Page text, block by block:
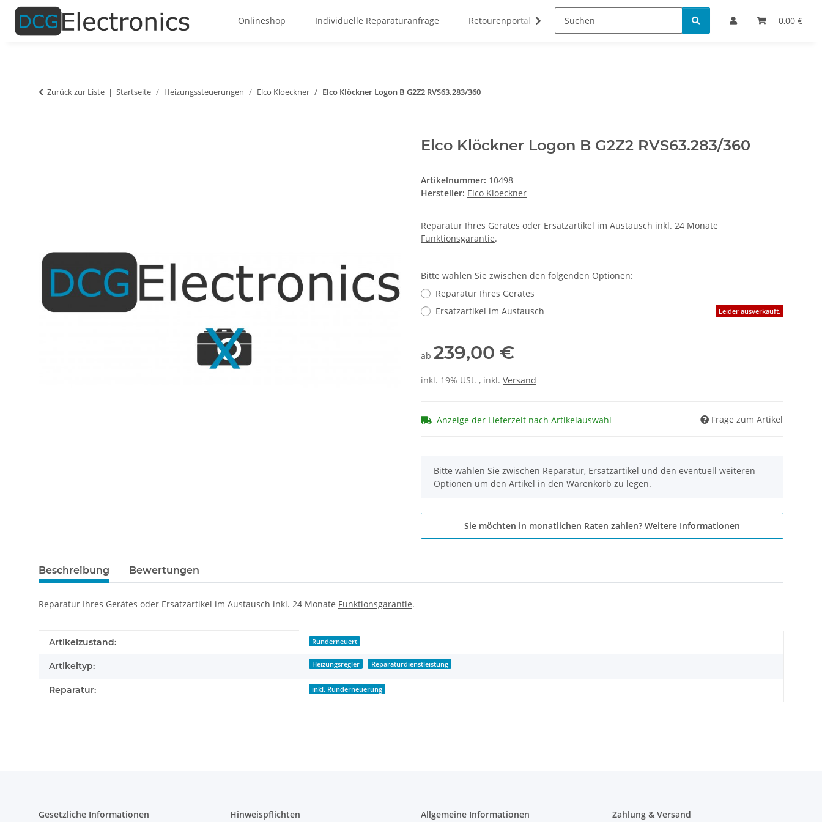
0,00 €
Onlineshop Individuelle Reparaturanfrage Retourenportal Bestellinformationen
Zurück zur Liste Startseite Heizungssteuerungen Elco Kloeckner Elco Klöckner Logon B G2Z2 RVS63.283/360
Elco Klöckner Logon B G2Z2 RVS63.283/360
Artikelnummer: 10498
Hersteller: Elco Kloeckner
Reparatur Ihres Gerätes oder Ersatzartikel im Austausch inkl. 24 Monate
Funktionsgarantie.
Bitte wählen Sie zwischen den folgenden Optionen:
Reparatur Ihres Gerätes
Ersatzartikel im Austausch
Leider ausverkauft.
ab 239,00 €
inkl. 19% USt. , inkl. Versand
Anzeige der Lieferzeit nach Artikelauswahl Frage zum Artikel
x
Bitte wählen Sie zwischen Reparatur, Ersatzartikel und den eventuell weiteren
Optionen um den Artikel in den Warenkorb zu legen.
Sie möchten in monatlichen Raten zahlen? Weitere Informationen
Beschreibung Bewertungen
Reparatur Ihres Gerätes oder Ersatzartikel im Austausch inkl. 24 Monate Funktionsgarantie.
Produkteigenschaft
Wert
Artikelzustand: Runderneuert
Artikeltyp: Heizungsregler Reparaturdienstleistung
Reparatur: inkl. Runderneuerung
Gesetzliche Informationen Hinweispflichten Allgemeine Informationen Zahlung & Versand